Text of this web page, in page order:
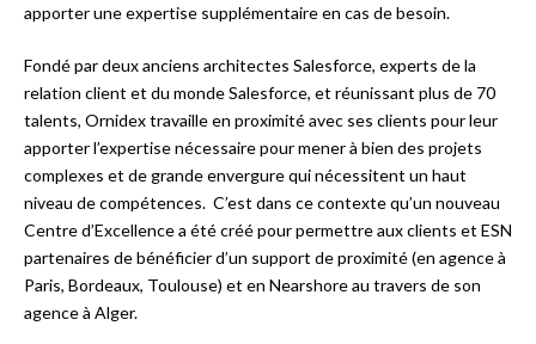
apporter une expertise supplémentaire en cas de besoin.
Fondé par deux anciens architectes Salesforce, experts de la
relation client et du monde Salesforce, et réunissant plus de 70
talents, Ornidex travaille en proximité avec ses clients pour leur
apporter l’expertise nécessaire pour mener à bien des projets
complexes et de grande envergure qui nécessitent un haut
niveau de compétences. C’est dans ce contexte qu’un nouveau
Centre d’Excellence a été créé pour permettre aux clients et ESN
partenaires de bénéficier d’un support de proximité (en agence à
Paris, Bordeaux, Toulouse) et en Nearshore au travers de son
agence à Alger.